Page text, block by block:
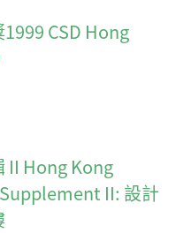
CSD Hong
II Hong Kong
II: 設計